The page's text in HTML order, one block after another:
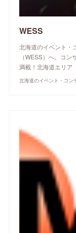
WESS
北海道のイベント・
（WESS）へ。コ
満載！北海道エリア
北海道のイベント・コン